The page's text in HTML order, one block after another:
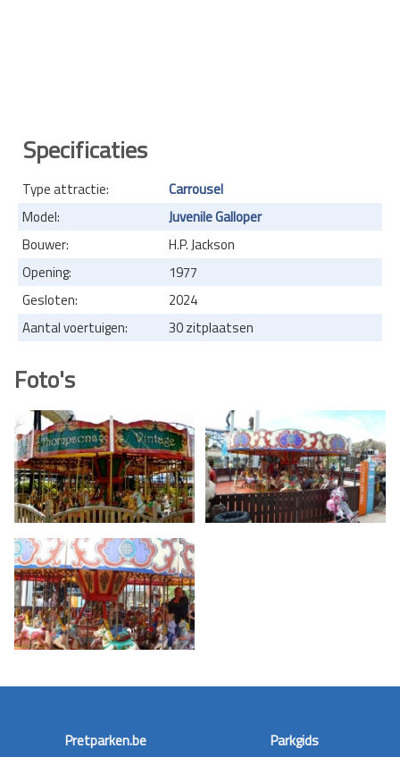
Specificaties
Type attractie:
Carrousel
Model:
Juvenile Galloper
Bouwer:
H.P. Jackson
Opening:
1977
Gesloten:
2024
Aantal voertuigen:
30 zitplaatsen
Foto's
Pretparken.be
Parkgids